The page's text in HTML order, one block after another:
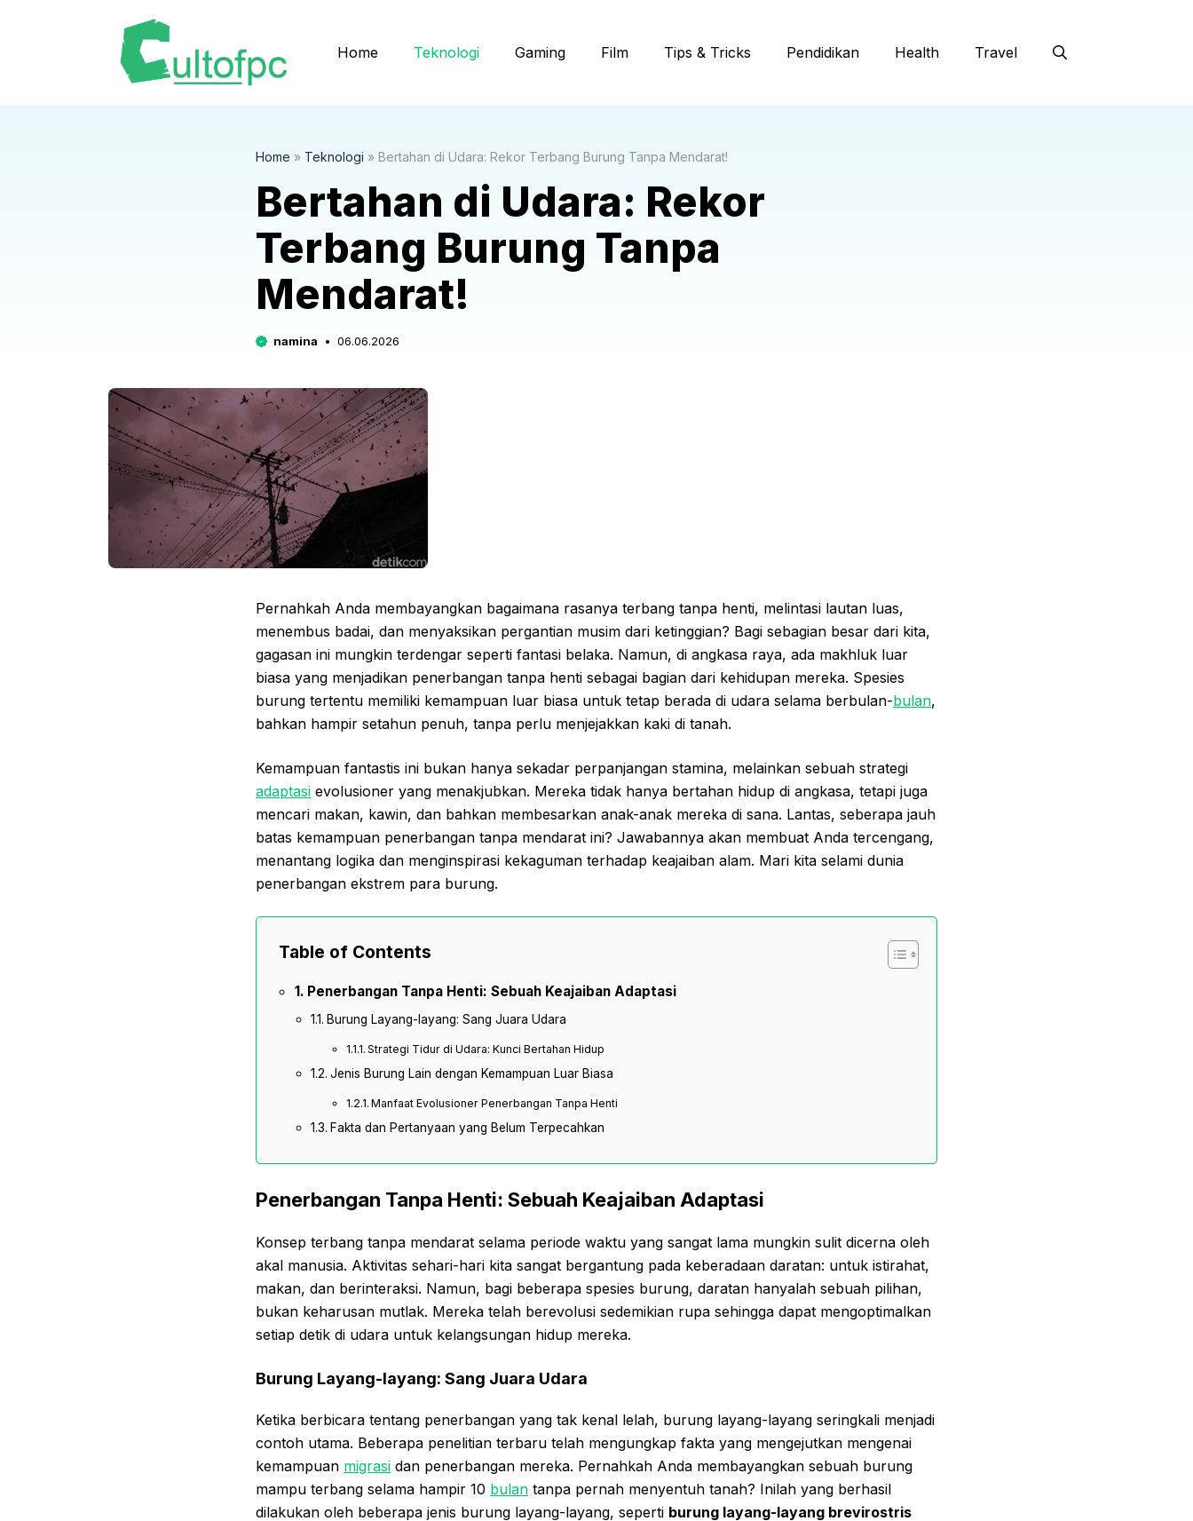
Home Teknologi Gaming Film Tips & Tricks Pendidikan Health Travel
Home » Teknologi » Bertahan di Udara: Rekor Terbang Burung Tanpa Mendarat!
Bertahan di Udara: Rekor
Terbang Burung Tanpa
Mendarat!
namina 06.06.2026
Pernahkah Anda membayangkan bagaimana rasanya terbang tanpa henti, melintasi lautan luas,
menembus badai, dan menyaksikan pergantian musim dari ketinggian? Bagi sebagian besar dari kita,
gagasan ini mungkin terdengar seperti fantasi belaka. Namun, di angkasa raya, ada makhluk luar
biasa yang menjadikan penerbangan tanpa henti sebagai bagian dari kehidupan mereka. Spesies
burung tertentu memiliki kemampuan luar biasa untuk tetap berada di udara selama berbulan-bulan,
bahkan hampir setahun penuh, tanpa perlu menjejakkan kaki di tanah.
Kemampuan fantastis ini bukan hanya sekadar perpanjangan stamina, melainkan sebuah strategi
adaptasi evolusioner yang menakjubkan. Mereka tidak hanya bertahan hidup di angkasa, tetapi juga
mencari makan, kawin, dan bahkan membesarkan anak-anak mereka di sana. Lantas, seberapa jauh
batas kemampuan penerbangan tanpa mendarat ini? Jawabannya akan membuat Anda tercengang,
menantang logika dan menginspirasi kekaguman terhadap keajaiban alam. Mari kita selami dunia
penerbangan ekstrem para burung.
Table of Contents
Penerbangan Tanpa Henti: Sebuah Keajaiban Adaptasi
Burung Layang-layang: Sang Juara Udara
Strategi Tidur di Udara: Kunci Bertahan Hidup
Jenis Burung Lain dengan Kemampuan Luar Biasa
Manfaat Evolusioner Penerbangan Tanpa Henti
Fakta dan Pertanyaan yang Belum Terpecahkan
Penerbangan Tanpa Henti: Sebuah Keajaiban Adaptasi
Konsep terbang tanpa mendarat selama periode waktu yang sangat lama mungkin sulit dicerna oleh
akal manusia. Aktivitas sehari-hari kita sangat bergantung pada keberadaan daratan: untuk istirahat,
makan, dan berinteraksi. Namun, bagi beberapa spesies burung, daratan hanyalah sebuah pilihan,
bukan keharusan mutlak. Mereka telah berevolusi sedemikian rupa sehingga dapat mengoptimalkan
setiap detik di udara untuk kelangsungan hidup mereka.
Burung Layang-layang: Sang Juara Udara
Ketika berbicara tentang penerbangan yang tak kenal lelah, burung layang-layang seringkali menjadi
contoh utama. Beberapa penelitian terbaru telah mengungkap fakta yang mengejutkan mengenai
kemampuan migrasi dan penerbangan mereka. Pernahkah Anda membayangkan sebuah burung
mampu terbang selama hampir 10 bulan tanpa pernah menyentuh tanah? Inilah yang berhasil
dilakukan oleh beberapa jenis burung layang-layang, seperti burung layang-layang brevirostris